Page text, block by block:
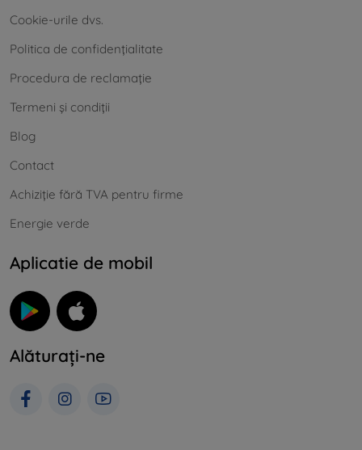
Cookie-urile dvs.
Politica de confidențialitate
Procedura de reclamație
Termeni și condiții
Blog
Contact
Achiziție fără TVA pentru firme
Energie verde
Aplicatie de mobil
Alăturați-ne